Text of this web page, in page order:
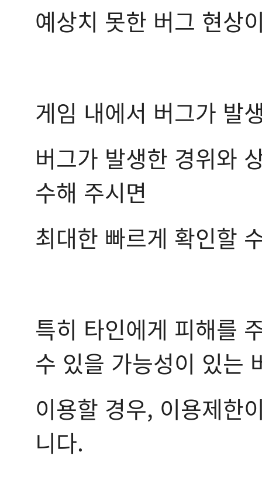
예상치 못한 버그 현상
게임 내에서 버그가 발
버그가 발생한 경위와
수해 주시면
최대한 빠르게 확인할
특히 타인에게 피해를
수 있을 가능성이 있는
이용할 경우, 이용제한
니다.